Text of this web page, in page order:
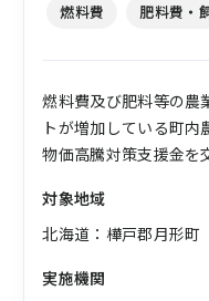
燃料費
肥料費・
燃料費及び肥料等の農
トが増加している町
物価高騰対策支援金を
対象地域
北海道：樺戸郡月形町
実施機関